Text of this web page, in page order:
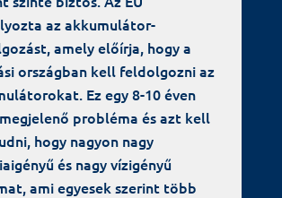
az akkumulátor-
amely előírja, hogy a
országban kell feldolgozni az
Ez egy 8-10 éven
probléma és azt kell
hogy nagyon nagy
és nagy vízigényű
ami egyesek szerint több